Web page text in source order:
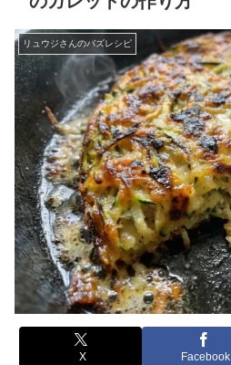
リュウジさんのバズレシピ
X Facebook